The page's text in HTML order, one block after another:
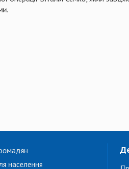
населення